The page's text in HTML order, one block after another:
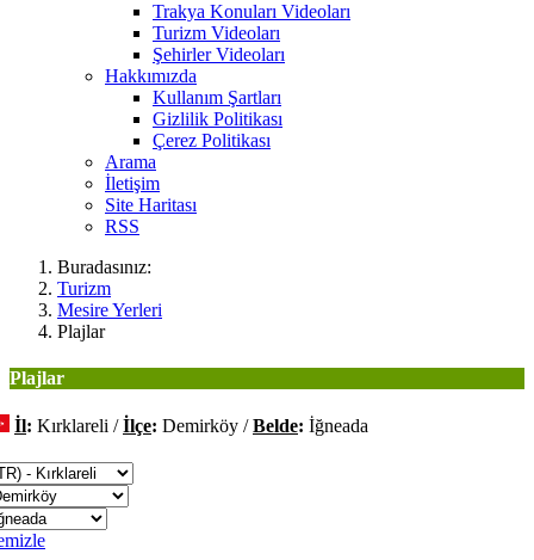
Trakya Konuları Videoları
Turizm Videoları
Şehirler Videoları
Hakkımızda
Kullanım Şartları
Gizlilik Politikası
Çerez Politikası
Arama
İletişim
Site Haritası
RSS
Buradasınız:
Turizm
Mesire Yerleri
Plajlar
Plajlar
İl: Kırklareli /İlçe: Demirköy /Belde: İğneada